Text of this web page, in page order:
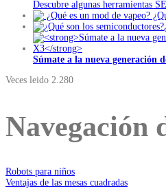
Descubre algunas herramientas
Súmate a la nueva generación
Veces leido 2.280
Navegación
Robots para niños
Ventajas de las mesas cuadradas